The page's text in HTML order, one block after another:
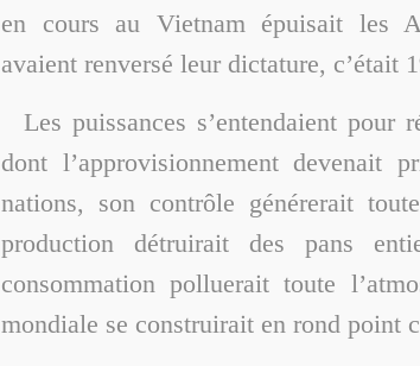
en cours au Vietnam épuisait les
avaient renversé leur dictature, c’était
Les puissances s’entendaient pour
dont l’approvisionnement devenait
nations, son contrôle générerait
production détruirait des pans
consommation polluerait toute
mondiale se construirait en rond point